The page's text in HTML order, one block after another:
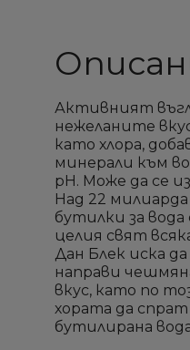
Активният
нежеланите
като хлора,
минерали към
pH. Може да се
Над 22
бутилки за вода
целия свят
Дан Блек иска
направи
вкус, като по
хората да
бутилирана